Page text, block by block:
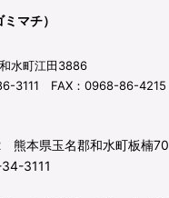
マチ）
水町江田3886
3111 FAX：0968-86-4215
本県玉名郡和水町板楠70
3111